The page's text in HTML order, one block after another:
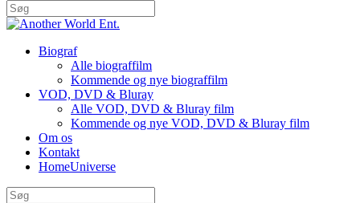
Biograf
Alle biograffilm
Kommende og nye biograffilm
VOD, DVD & Bluray
Alle VOD, DVD & Bluray film
Kommende og nye VOD, DVD & Bluray film
Om os
Kontakt
HomeUniverse